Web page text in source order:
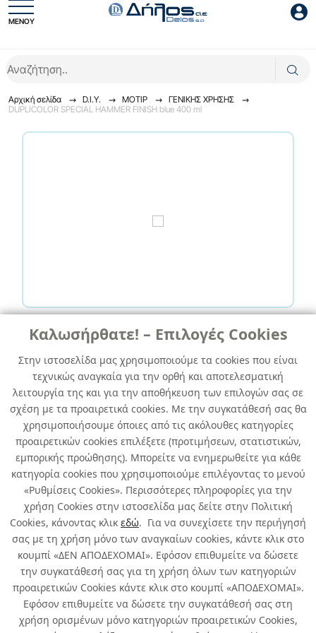
Καλωσήρθατε! – Επιλογές Cookies
Στην ιστοσελίδα μας χρησιμοποιούμε τα cookies που είναι
τεχνικώς αναγκαία για την ορθή και αποτελεσματική
λειτουργία της και για την αποθήκευση των επιλογών σας σε
σχέση με τα προαιρετικά cookies. Με την συγκατάθεσή σας θα
χρησιμοποιήσουμε όποιες από τις ακόλουθες κατηγορίες
προαιρετικών cookies επιλέξετε (προτιμήσεων, στατιστικών,
εμπορικής προώθησης). Μπορείτε να ενημερωθείτε για κάθε
κατηγορία cookies που χρησιμοποιούμε επιλέγοντας το μενού
«Ρυθμίσεις Cookies». Περισσότερες πληροφορίες για την
χρήση Cookies στην ιστοσελίδα μας δείτε στην Πολιτική
Cookies, κάνοντας κλικ εδώ. Για να συνεχίσετε την περιήγησή
σας με τη χρήση μόνο των αναγκαίων cookies, κάντε κλικ στο
κουμπί «ΔΕΝ ΑΠΟΔΕΧΟΜΑΙ». Εφόσον επιθυμείτε να δώσετε
την συγκατάθεσή σας για τη χρήση όλων των κατηγοριών
προαιρετικών Cookies κάντε κλικ στο κουμπί «ΑΠΟΔΕΧΟΜΑΙ».
Εφόσον επιθυμείτε να δώσετε την συγκατάθεσή σας στη
χρήση ορισμένων μόνο κατηγοριών προαιρετικών Cookies,
ΜΕΝΟΥ
Αρχική σελίδα D.I.Y. ΜΟΤΙΡ
ΓENIKHΣ XPHΣHΣ
DUPLICOLOR SPECIAL HAMMER FINISH blue 400 ml
ΓENIKHΣ XPHΣHΣ
DUPLICOLOR SPECIAL HAMMER
FINISH blue 400 ml
κωδ. 346741721
6τμχ/ συσκευασία
Άμεσα Διαθέσιμο
Σχετικά με εμάς
Χρήσιμα